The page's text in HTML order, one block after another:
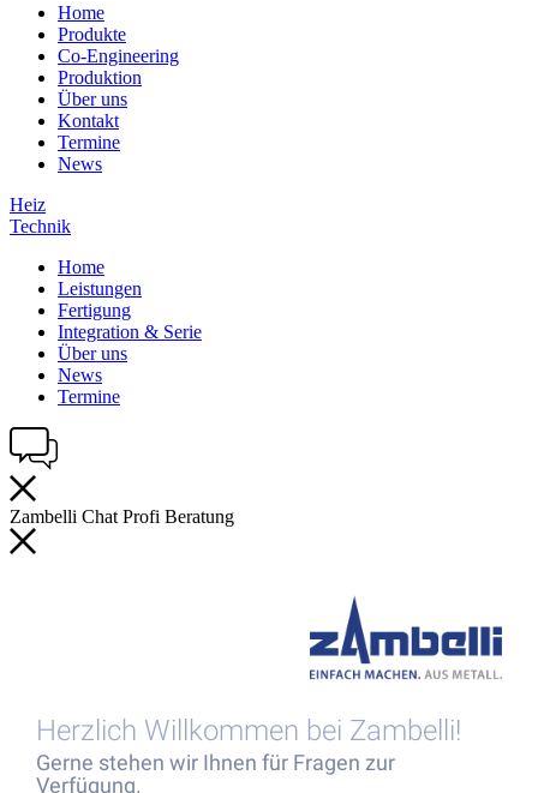
Home
Produkte
Co-Engineering
Produktion
Über uns
Kontakt
Termine
News
Heiz
Technik
Home
Leistungen
Fertigung
Integration & Serie
Über uns
News
Termine
Zambelli Chat Profi Beratung